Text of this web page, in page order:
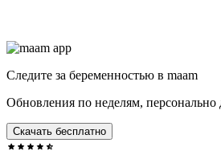
Следите за беременностью в maam
Обновления по неделям, персонально
Скачать бесплатно